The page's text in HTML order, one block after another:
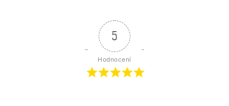
5
Hodnocení